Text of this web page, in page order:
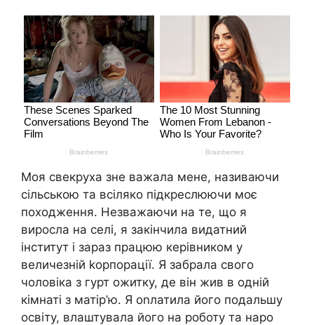
Моя свекруха зне важала мене, називаючи
сільською та всіляко підкреслюючи моє
походження. Незважаючи на те, що я
виросла на селі, я закінчила видатний
інститут і зараз працюю керівником у
величезній kорпорації. Я забрала свого
чоловіка з гурт ожитку, де він жив в одній
кімнаті з матір’ю. Я оnлатила його подальшу
освіту, влаштувала його на роботу та наро